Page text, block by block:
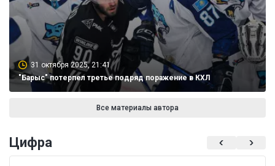
31 октября 2025, 21:41
"Барыс" потерпел третье подряд поражение в КХЛ
Все материалы автора
Цифра